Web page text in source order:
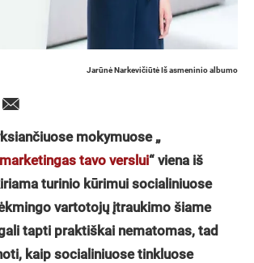
Jarūnė Narkevičiūtė Iš asmeninio albumo
mokymuose „
tavo verslui“ viena iš
turinio kūrimui socialiniuose
vartotojų įtraukimo šiame
tapti praktiškai nematomas, tad
kaip socialiniuose tinkluose